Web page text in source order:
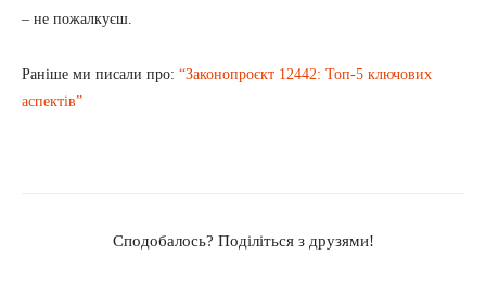
– не пожалкуєш.
Раніше ми писали про: “Законопроєкт 12442: Топ-5 ключових
аспектів”
Сподобалось? Поділіться з друзями!